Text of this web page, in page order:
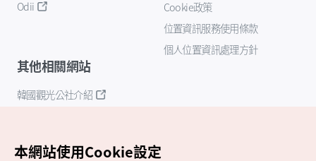
Odii
Cookie政策
位置資訊服務使用條款
個人位置資訊處理方針
其他相關網站
韓國觀光公社介紹
本網站使用Cookie設定